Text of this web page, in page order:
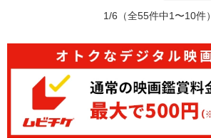
1/6 （全55件中1〜10件）